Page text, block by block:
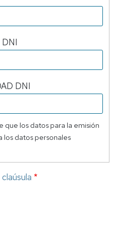
DNI
datos para la emisión
los datos personales
claúsula